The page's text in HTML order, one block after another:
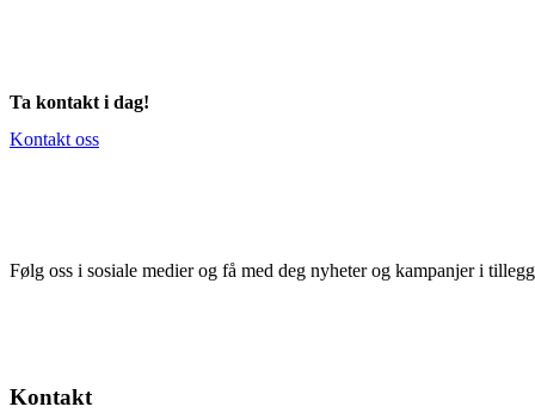
Ta kontakt i dag!
Kontakt oss
Følg oss i sosiale medier og få med deg nyheter og kampanjer i
Kontakt